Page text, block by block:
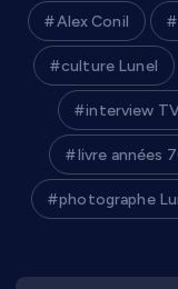
Alex Conil
culture Lunel
interview
livre années
photographe